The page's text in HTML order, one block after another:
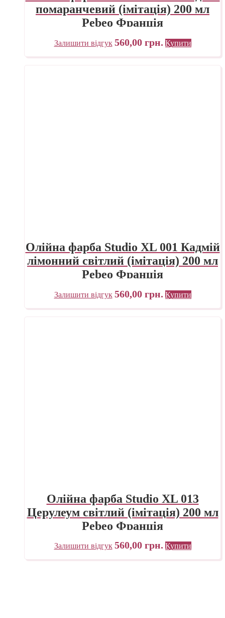
помаранчевий (імітація) 200 мл
Pebeo Франція
Залишити відгук 560,00 грн. Купити
Олійна фарба Studio XL 001 Кадмій
лімонний світлий (імітація) 200 мл
Pebeo Франція
Залишити відгук 560,00 грн. Купити
Олійна фарба Studio XL 013
Церулеум світлий (імітація) 200 мл
Pebeo Франція
Залишити відгук 560,00 грн. Купити